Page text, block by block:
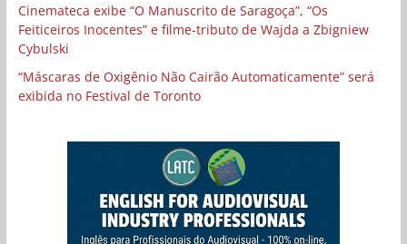
Cinemateca exibe “O Manuscrito de Saragoça”, “Os
Feiticeiros Inocentes” e filme-tributo de Wajda a Zbigniew
Cybulski
“Máscaras de Oxigênio Não Cairão Automaticamente” será
exibida no Festival de Toronto